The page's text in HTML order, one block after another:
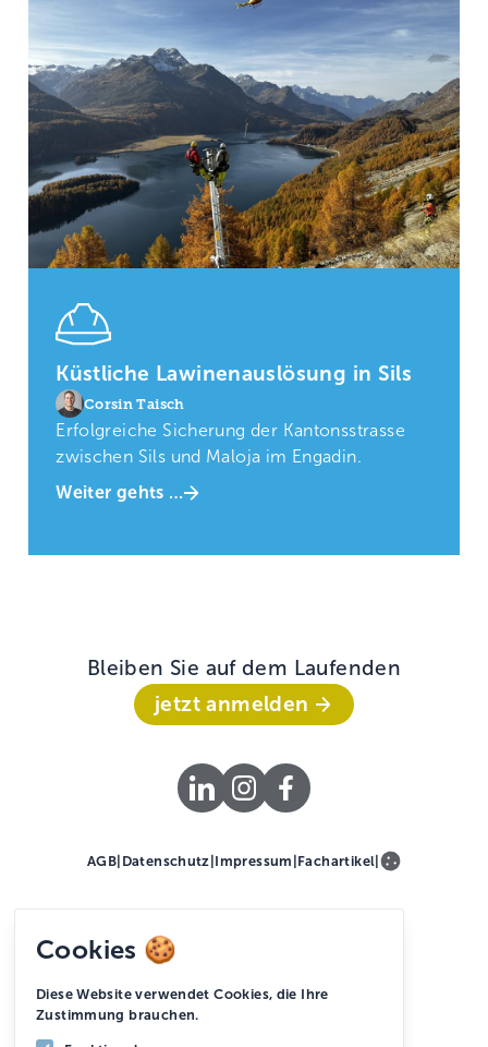
Cookies 🍪
Diese Website verwendet Cookies, die Ihre
Zustimmung brauchen.
Küstliche Lawinenauslösung in Sils
Corsin Taisch
Erfolgreiche Sicherung der Kantonsstrasse
zwischen Sils und Maloja im Engadin.
Weiter gehts …
AGB Datenschutz Impressum Fachartikel
Bleiben Sie auf dem Laufenden
jetzt anmelden